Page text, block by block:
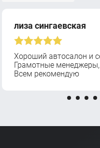
лиза сингаевская
Хороший автосалон и
Грамотные менеджеры,
Всем рекомендую